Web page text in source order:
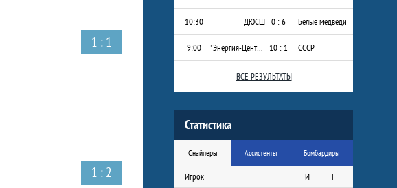
1 : 1
1 : 2
10:30 ДЮСШ 0 : 6 Белые медведи
9:00 "Энергия-Центр" 2013-2014 г.р. 10 : 1 СССР
ВСЕ РЕЗУЛЬТАТЫ
Статистика
Снайперы Ассистенты Бомбардиры
Игрок И Г